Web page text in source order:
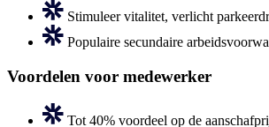
Stimuleer vitalitet, verlicht
Populaire secundaire
Voordelen voor medewerker
Tot 40% voordeel op de